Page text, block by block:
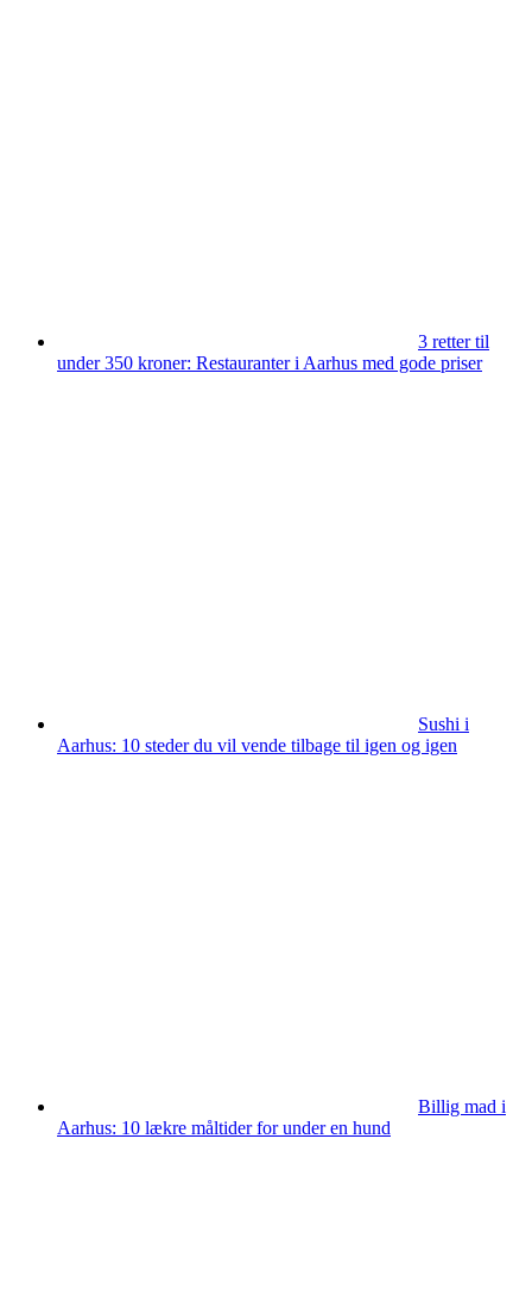
3 retter til
under 350 kroner: Restauranter i Aarhus med gode priser
Sushi i
Aarhus: 10 steder du vil vende tilbage til igen og igen
Billig mad i
Aarhus: 10 lækre måltider for under en hund